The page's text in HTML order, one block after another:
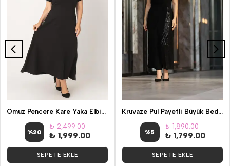
Omuz Pencere Kare Yaka Elbise Siyah
%20
₺ 2,499.00
₺ 1,999.00
SEPETE EKLE
Kruvaze Pul Payetli Büyük Beden Abiye
%5
₺ 1,890.00
₺ 1,799.00
SEPETE EKLE